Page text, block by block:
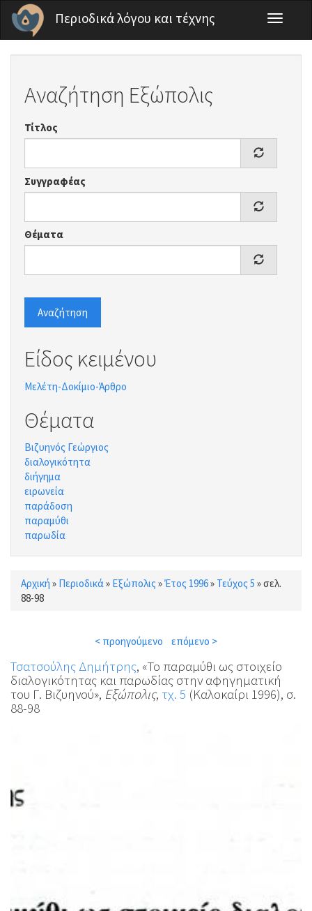
Παράκαμψη προς το κυρίως περιεχόμενο
Περιοδικά λόγου και τέχνης
Toggle
Αναζήτηση Εξώπολις
Τίτλος
Συγγραφέας
Θέματα
Αναζήτηση
Είδος κειμένου
Μελέτη-Δοκίμιο-Άρθρο
Θέματα
Βιζυηνός Γεώργιος
διαλογικότητα
διήγημα
ειρωνεία
παράδοση
παραμύθι
παρωδία
Είστε εδώ
Αρχική » Περιοδικά» Εξώπολις »Έτος 1996» Τεύχος 5 »σελ.
88-98
< προηγούμενο επόμενο >
Τσατσούλης Δημήτρης, «Το παραμύθι ως στοιχείο
διαλογικότητας και παρωδίας στην αφηγηματική
του Γ. Βιζυηνού», Εξώπολις, τχ. 5 (Καλοκαίρι 1996), σ.
88-98